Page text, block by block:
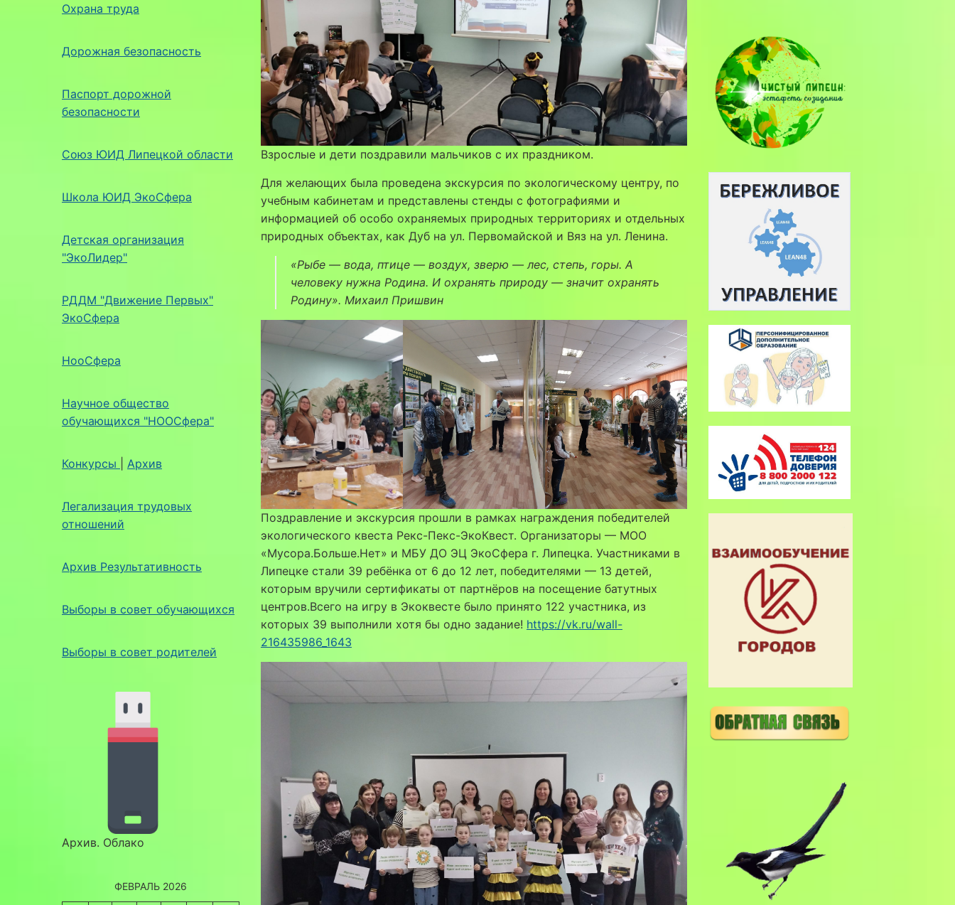
Охрана труда
Дорожная безопасность
Паспорт дорожной
безопасности
Союз ЮИД Липецкой области
Школа ЮИД ЭкоСфера
Детская организация
"ЭкоЛидер"
РДДМ "Движение Первых"
ЭкоСфера
НооСфера
Научное общество
обучающихся "НООСфера"
Конкурсы Архив
Легализация трудовых
отношений
Архив Результативность
Выборы в совет обучающихся
Выборы в совет родителей
Архив. Облако
ФЕВРАЛЬ 2026
Взрослые и дети поздравили мальчиков с их праздником.
Для желающих была проведена экскурсия по экологическому центру, по
учебным кабинетам и представлены стенды с фотографиями и
информацией об особо охраняемых природных территориях и отдельных
природных объектах, как Дуб на ул. Первомайской и Вяз на ул. Ленина.
«Рыбе — вода, птице — воздух, зверю — лес, степь, горы. А
человеку нужна Родина. И охранять природу — значит охранять
Родину». Михаил Пришвин
Поздравление и экскурсия прошли в рамках награждения победителей
экологического квеста Рекс-Пекс-ЭкоКвест. Организаторы — МОО
«Мусора.Больше.Нет» и МБУ ДО ЭЦ ЭкоСфера г. Липецка. Участниками в
Липецке стали 39 ребёнка от 6 до 12 лет, победителями — 13 детей,
которым вручили сертификаты от партнёров на посещение батутных
центров.Всего на игру в Экоквесте было принято 122 участника, из
которых 39 выполнили хотя бы одно задание! https://vk.ru/wall-
216435986_1643